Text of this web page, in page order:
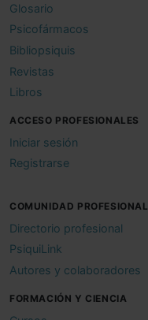
Glosario
Psicofármacos
Bibliopsiquis
Revistas
Libros
ACCESO PROFESIONALES
Iniciar sesión
Registrarse
COMUNIDAD PROFESIONAL
Directorio profesional
PsiquiLink
Autores y colaboradores
FORMACIÓN Y CIENCIA